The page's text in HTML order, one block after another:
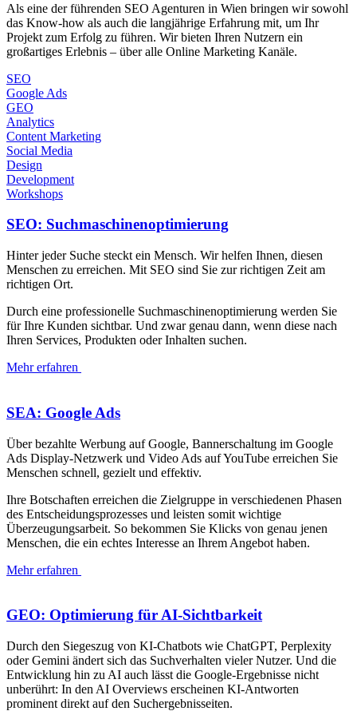
Als eine der führenden SEO Agenturen in Wien bringen wir sowohl
das Know-how als auch die langjährige Erfahrung mit, um Ihr
Projekt zum Erfolg zu führen. Wir bieten Ihren Nutzern ein
großartiges Erlebnis – über alle Online Marketing Kanäle.
SEO
Google Ads
GEO
Analytics
Content Marketing
Social Media
Design
Development
Workshops
SEO: Suchmaschinen­optimierung
Hinter jeder Suche steckt ein Mensch. Wir helfen Ihnen, diesen
Menschen zu erreichen. Mit SEO sind Sie zur richtigen Zeit am
richtigen Ort.
Durch eine professionelle Suchmaschinenoptimierung werden Sie
für Ihre Kunden sichtbar. Und zwar genau dann, wenn diese nach
Ihren Services, Produkten oder Inhalten suchen.
Mehr erfahren
SEA: Google Ads
Über bezahlte Werbung auf Google, Bannerschaltung im Google
Ads Display-Netzwerk und Video Ads auf YouTube erreichen Sie
Menschen schnell, gezielt und effektiv.
Ihre Botschaften erreichen die Zielgruppe in verschiedenen Phasen
des Entscheidungsprozesses und leisten somit wichtige
Überzeugungsarbeit. So bekommen Sie Klicks von genau jenen
Menschen, die ein echtes Interesse an Ihrem Angebot haben.
Mehr erfahren
GEO: Optimierung für AI-Sichtbarkeit
Durch den Siegeszug von KI-Chatbots wie ChatGPT, Perplexity
oder Gemini ändert sich das Suchverhalten vieler Nutzer. Und die
Entwicklung hin zu AI auch lässt die Google-Ergebnisse nicht
unberührt: In den AI Overviews erscheinen KI-Antworten
prominent direkt auf den Suchergebnisseiten.